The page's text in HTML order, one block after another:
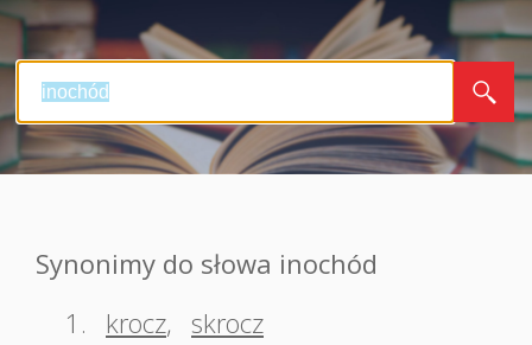
Synonimy do słowa inochód
1.
krocz, skrocz